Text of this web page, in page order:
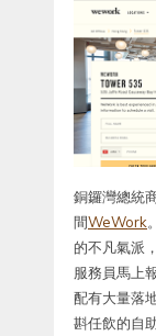
銅鑼灣總統
間WeWork
的不凡氣派
服務員馬上
配有大量落
斟任飲的自